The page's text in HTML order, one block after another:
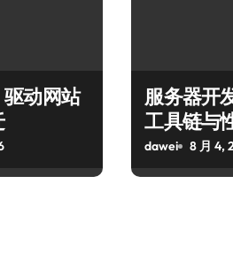
动网站
服务器开
工具链与
dawei 8 月 4,